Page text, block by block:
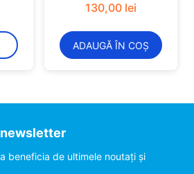
130,00 lei
ADAUGĂ ÎN COȘ
beneficia de ultimele noutaţi şi